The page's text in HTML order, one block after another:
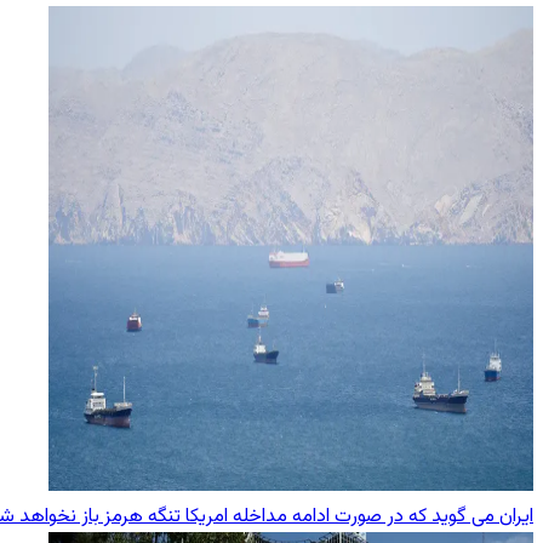
ایران می گوید که در صورت ادامه مداخله امریکا تنگه هرمز باز نخواهد